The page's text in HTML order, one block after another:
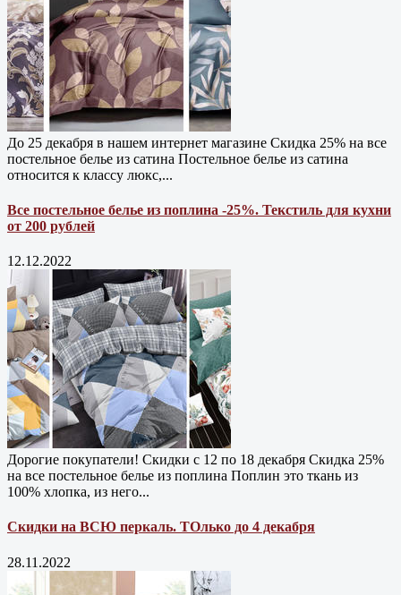
До 25 декабря в нашем интернет магазине Cкидка 25% на все
постельное белье из сатина Постельное белье из сатина
относится к классу люкс,...
Все постельное белье из поплина -25%. Текстиль для кухни
от 200 рублей
12.12.2022
Дорогие покупатели! Скидки с 12 по 18 декабря Скидка 25%
на все постельное белье из поплина Поплин это ткань из
100% хлопка, из него...
Скидки на ВСЮ перкаль. ТОлько до 4 декабря
28.11.2022